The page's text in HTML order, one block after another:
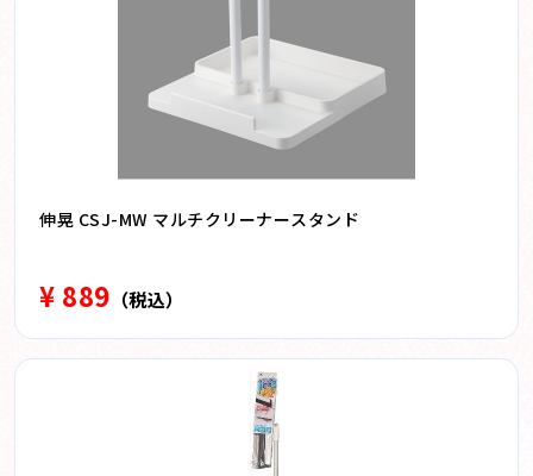
伸晃 CSJ-MW マルチクリーナースタンド
¥ 889 （税込）